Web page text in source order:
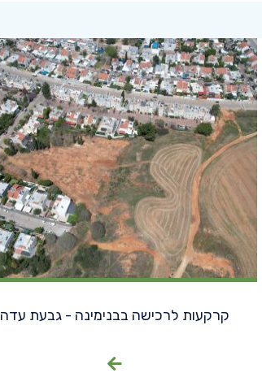
קרקעות לרכישה בבנימינה - גבעת עדה